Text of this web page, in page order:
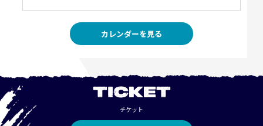
カレンダーを見る
TICKET
チケット